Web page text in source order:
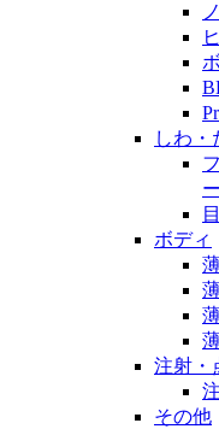
しわ・
ボディ
注射・
その他